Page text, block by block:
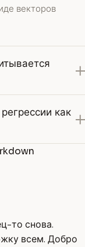
векторов
как
то снова.
всем. Добро